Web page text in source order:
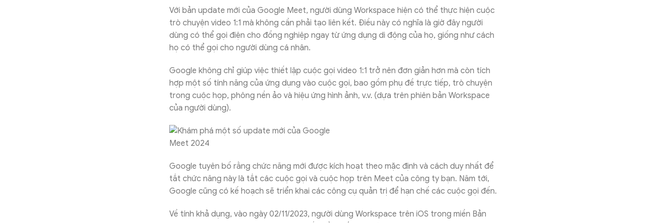
Với bản update mới của Google Meet, người dùng Workspace hiện có thể thực hiện cuộc
trò chuyện video 1:1 mà không cần phải tạo liên kết. Điều này có nghĩa là giờ đây người
dùng có thể gọi điện cho đồng nghiệp ngay từ ứng dụng di động của họ, giống như cách
họ có thể gọi cho người dùng cá nhân.
Google không chỉ giúp việc thiết lập cuộc gọi video 1:1 trở nên đơn giản hơn mà còn tích
hợp một số tính năng của ứng dụng vào cuộc gọi, bao gồm phụ đề trực tiếp, trò chuyện
trong cuộc họp, phông nền ảo và hiệu ứng hình ảnh, v.v. (dựa trên phiên bản Workspace
của người dùng).
Google tuyên bố rằng chức năng mới được kích hoạt theo mặc định và cách duy nhất để
tắt chức năng này là tắt các cuộc gọi và cuộc họp trên Meet của công ty bạn. Năm tới,
Google cũng có kế hoạch sẽ triển khai các công cụ quản trị để hạn chế các cuộc gọi đến.
Về tính khả dụng, vào ngày 02/11/2023, người dùng Workspace trên iOS trong miền Bản